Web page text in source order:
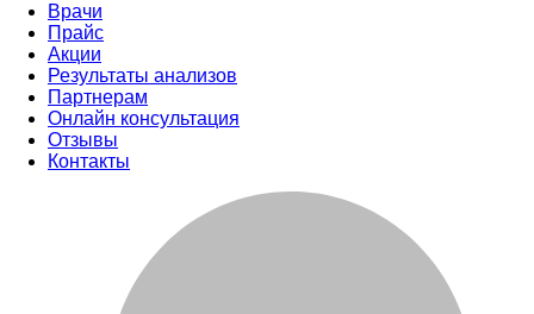
Врачи
Прайс
Акции
Результаты анализов
Партнерам
Онлайн консультация
Отзывы
Контакты